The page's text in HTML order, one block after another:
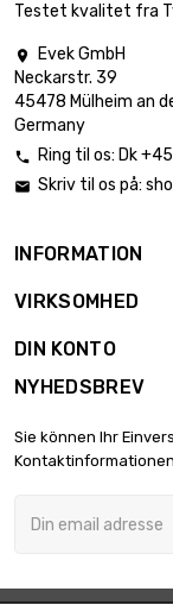
Testet kvalitet fra

Evek GmbH
Neckarstr. 39
45478 Mülheim an
Germany
 Ring til os: Dk
 Skriv til os på:
INFORMATION
VIRKSOMHED
DIN KONTO
NYHEDSBREV
Sie können Ihr